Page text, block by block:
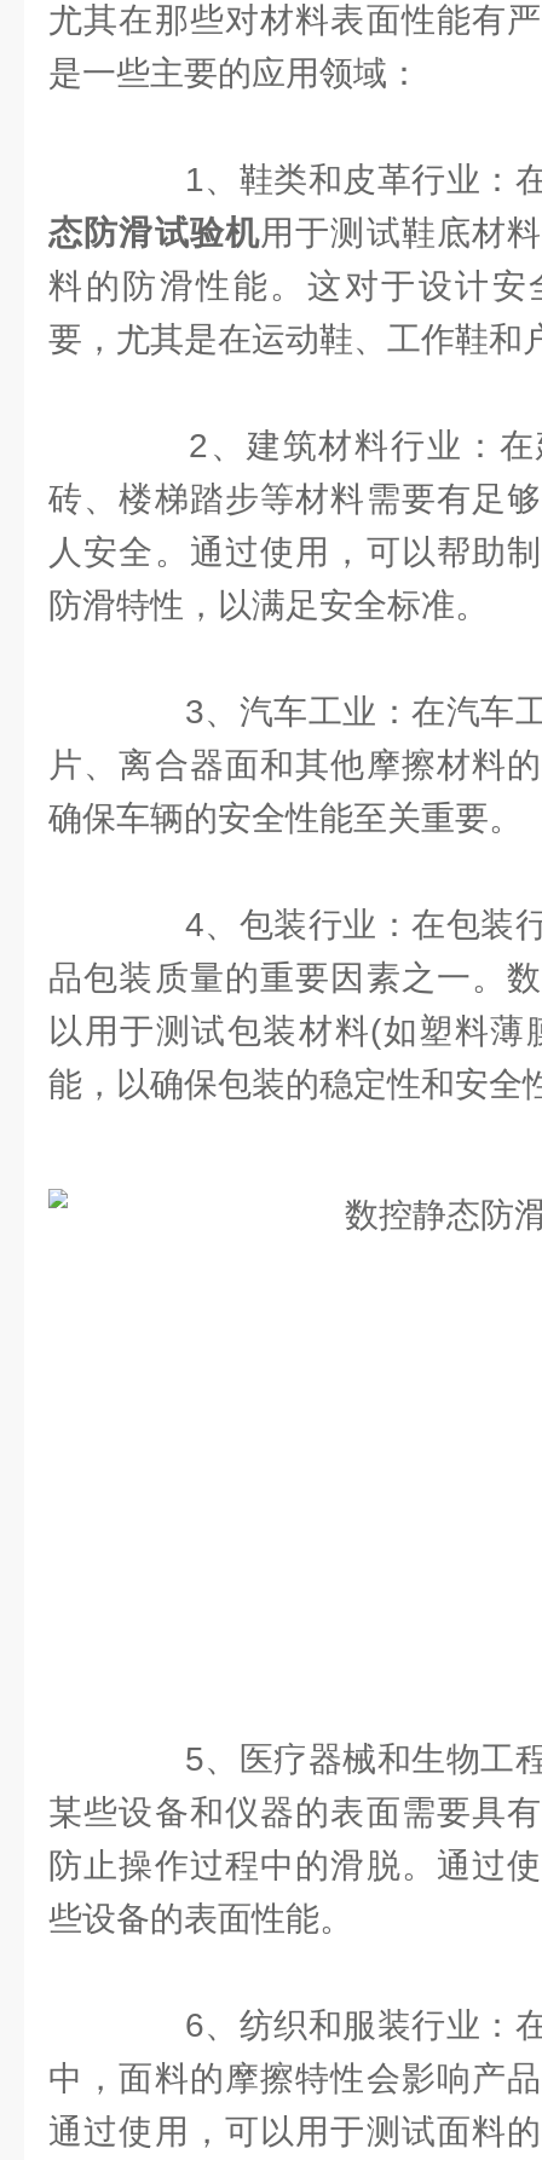
尤其在那些对材料表面性能有
是一些主要的应用领域：
1、鞋类和皮革行业：
态防滑试验机用于测试鞋底材
料的防滑性能。这对于设计安
要，尤其是在运动鞋、工作鞋和
2、建筑材料行业：在
砖、楼梯踏步等材料需要有足
人安全。通过使用，可以帮助
防滑特性，以满足安全标准。
3、汽车工业：在汽车工
片、离合器面和其他摩擦材料
确保车辆的安全性能至关重要。
4、包装行业：在包装行
品包装质量的重要因素之一。
以用于测试包装材料(如塑料薄
能，以确保包装的稳定性和安全
5、医疗器械和生物工程
某些设备和仪器的表面需要具
防止操作过程中的滑脱。通过
些设备的表面性能。
6、纺织和服装行业：在
中，面料的摩擦特性会影响产
通过使用，可以用于测试面料